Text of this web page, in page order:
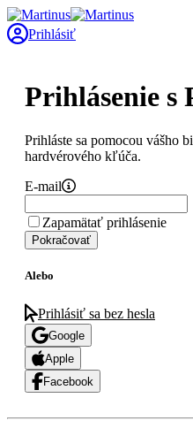
Prihlásiť
Prihlásenie s
Prihláste sa pomocou vášho
hardvérového kľúča.
E-mail
Zapamätať prihlásenie
Pokračovať
Alebo
Prihlásiť sa bez hesla
Google
Apple
Facebook